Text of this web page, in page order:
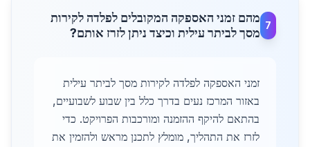
7
מהם זמני האספקה המקובלים לפלדה לקירות
מסך לביתר עילית וכיצד ניתן לזרז אותם?
זמני האספקה לפלדה לקירות מסך לביתר עילית
באזור המרכז נעים בדרך כלל בין שבוע לשבועיים,
בהתאם להיקף ההזמנה ומורכבות הפרויקט. כדי
לזרז את התהליך, מומלץ לתכנן מראש ולהזמין את